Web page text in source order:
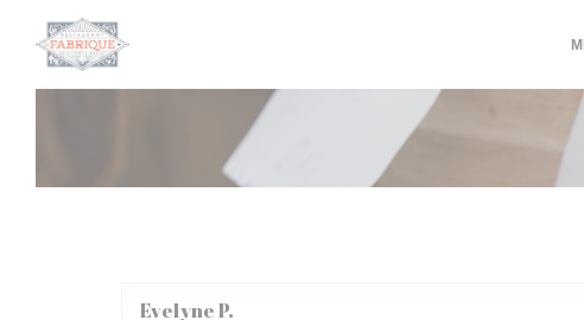
Панель управления cookies
EvelyneP